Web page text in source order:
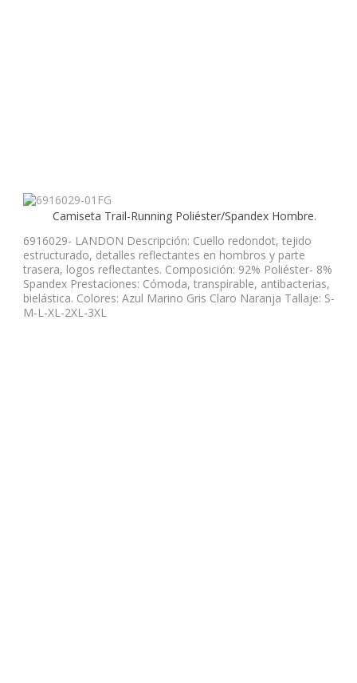
Camiseta Trail-Running Poliéster/Spandex Hombre.
6916029- LANDON Descripción: Cuello redondot, tejido
estructurado, detalles reflectantes en hombros y parte
trasera, logos reflectantes. Composición: 92% Poliéster- 8%
Spandex Prestaciones: Cómoda, transpirable, antibacterias,
bielástica. Colores: Azul Marino Gris Claro Naranja Tallaje: S-
M-L-XL-2XL-3XL